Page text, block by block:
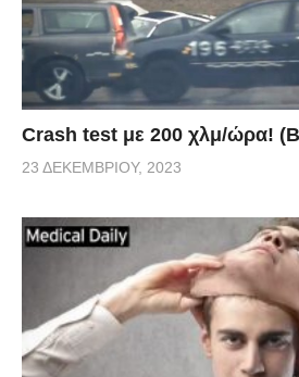
Crash test με 200 χλμ/ώρα!
23 ΔΕΚΕΜΒΡΊΟΥ, 2023